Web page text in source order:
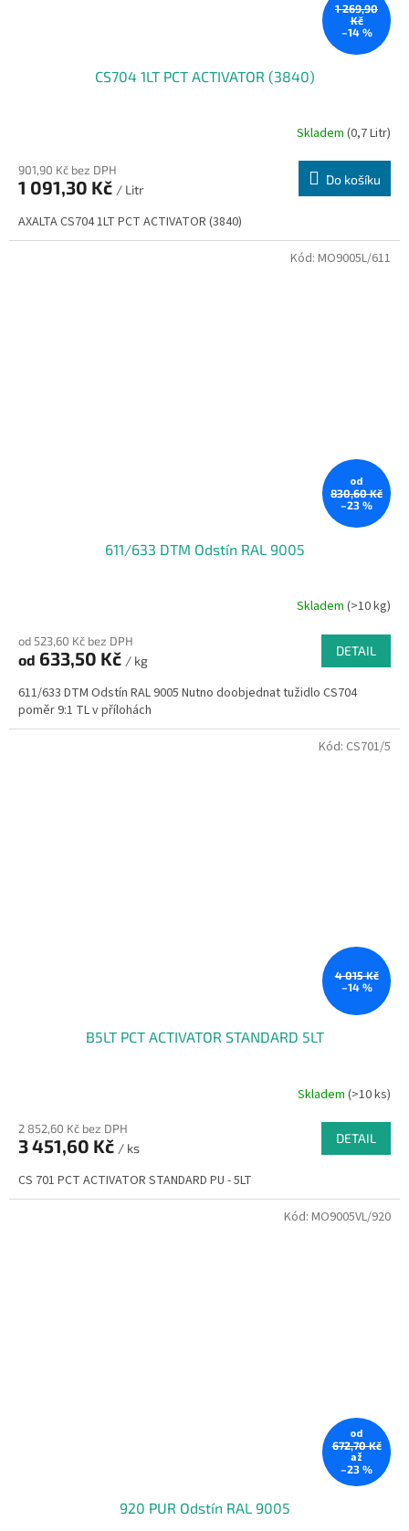
1 269,90
Kč
–14 %
CS704 1LT PCT ACTIVATOR (3840)
Skladem (0,7 Litr)
901,90 Kč bez DPH
1 091,30 Kč / Litr
Do košíku
AXALTA CS704 1LT PCT ACTIVATOR (3840)
od
830,60 Kč
–23 %
611/633 DTM Odstín RAL 9005
Skladem (>10 kg)
od 523,60 Kč bez DPH
od 633,50 Kč / kg
DETAIL
611/633 DTM Odstín RAL 9005 Nutno doobjednat tužidlo CS704
poměr 9:1 TL v přílohách
Kód: MO9005L/611
4 015 Kč
–14 %
B5LT PCT ACTIVATOR STANDARD 5LT
Skladem (>10 ks)
2 852,60 Kč bez DPH
3 451,60 Kč / ks
DETAIL
CS 701 PCT ACTIVATOR STANDARD PU - 5LT
Kód: CS701/5
od
672,70 Kč
až
–23 %
920 PUR Odstín RAL 9005
Kód: MO9005VL/920